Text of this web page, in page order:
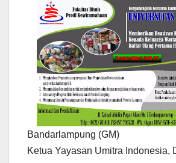
Bandarlampung (GM)
Ketua Yayasan Umitra Indonesia,